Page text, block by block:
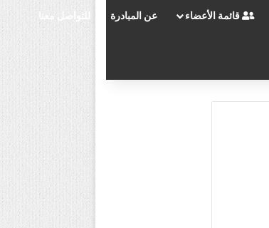
قائمة الأعضاء عن المبادرة للتواصل معنا